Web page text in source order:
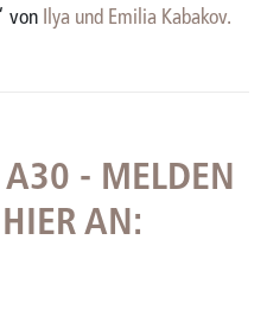
von
Ilya und Emilia Kabakov.
A30 - MELDEN
AN: